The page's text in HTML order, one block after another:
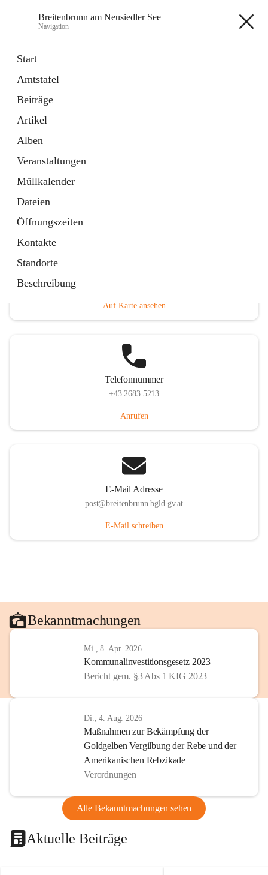
Breitenbrunn am Neusiedler See
Navigation
Start
Amtstafel
Beiträge
Artikel
Alben
Veranstaltungen
Müllkalender
Dateien
Öffnungszeiten
Kontakte
Standorte
Beschreibung
18 Schnellzugriffe
Gemeindeservice
Auf Karte ansehen
Telefonnummer
+43 2683 5213
Anrufen
E-Mail Adresse
post@breitenbrunn.bgld.gv.at
E-Mail schreiben
Bekanntmachungen
Mi., 8. Apr. 2026
Kommunalinvestitionsgesetz 2023
Bericht gem. §3 Abs 1 KIG 2023
Di., 4. Aug. 2026
Maßnahmen zur Bekämpfung der
Goldgelben Vergilbung der Rebe und der
Amerikanischen Rebzikade
Verordnungen
Alle Bekanntmachungen sehen
Aktuelle Beiträge